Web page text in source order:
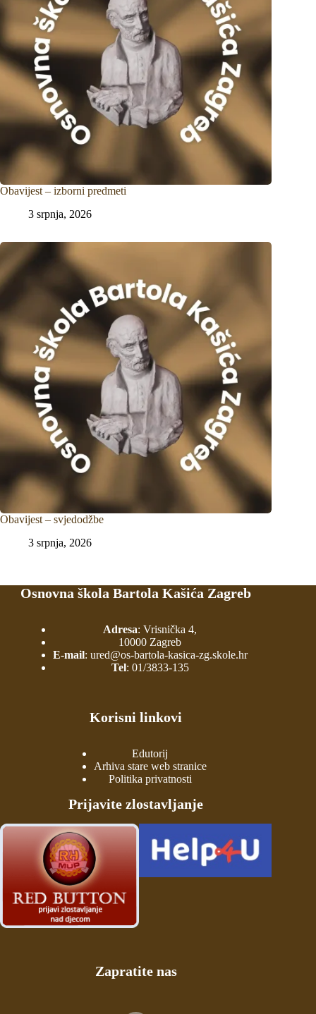
Obavijest – izborni predmeti
3 srpnja, 2026
Obavijest – svjedodžbe
3 srpnja, 2026
Osnovna škola Bartola Kašića Zagreb
Adresa: Vrisnička 4,
10000 Zagreb
E-mail: ured@os-bartola-kasica-zg.skole.hr
Tel: 01/3833-135
Korisni linkovi
Edutorij
Arhiva stare web stranice
Politika privatnosti
Prijavite zlostavljanje
Zapratite nas